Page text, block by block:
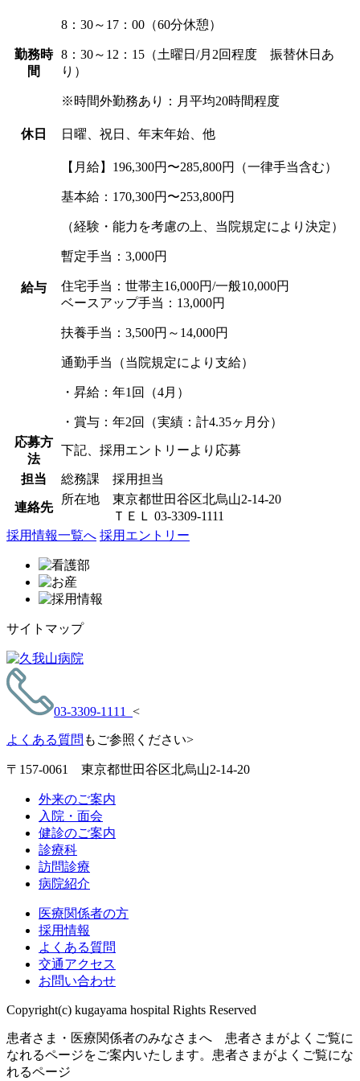
勤務時
間
8：30～17：00（60分休憩）
8：30～12：15（土曜日/月2回程度 振替休日あ
り）
※時間外勤務あり：月平均20時間程度
休日 日曜、祝日、年末年始、他
給与
【月給】 196,300円〜285,800円 （一律手当含む）
基本給： 170,300円〜253,800円
（経験・能力を考慮の上、当院規定により決定）
暫定手当： 3,000円
住宅手当：世帯主16,000円/一般10,000円
ベースアップ手当： 13,000円
扶養手当：3,500円～14,000円
通勤手当（当院規定により支給）
・昇給：年1 回（4月）
・賞与：年2回（実績：計4.35ヶ月分）
応募方
法
下記、採用エントリーより応募
担当 総務課 採用担当
連絡先
所在地 東京都世田谷区北烏山2-14-20
ＴＥＬ 03-3309-1111
採用情報一覧へ 採用エントリー
サイトマップ
03-3309-1111 <
よくある質問 もご参照ください>
〒157-0061 東京都世田谷区北烏山2-14-20
外来のご案内
入院・面会
健診のご案内
診療科
訪問診療
病院紹介
医療関係者の方
採用情報
よくある質問
交通アクセス
お問い合わせ
Copyright(c) kugayama hospital Rights Reserved
患者さま・医療関係者のみなさまへ 患者さまがよくご覧に
なれるページをご案内いたします。 患者さまがよくご覧にな
れるページ